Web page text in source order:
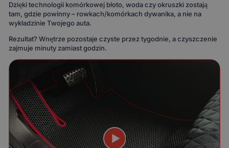
Dzięki technologii komórkowej błoto, woda czy okruszki zostają
tam, gdzie powinny – rowkach/komórkach dywanika, a nie na
wykładzinie Twojego auta.
Rezultat? Wnętrze pozostaje czyste przez tygodnie, a czyszczenie
zajmuje minuty zamiast godzin.